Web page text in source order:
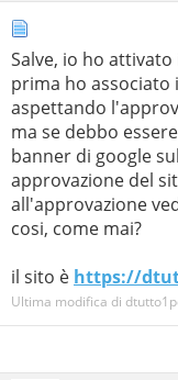
Salve, io ho
prima ho associato
aspettando
ma se debbo
banner di google
approvazione del
all'approvazione
cosi, come mai?
il sito è https://
Ultima modifica di